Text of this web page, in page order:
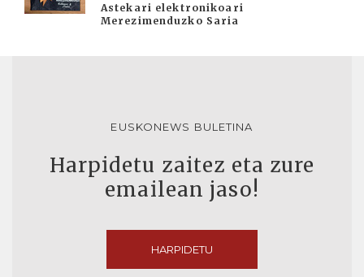
Astekari elektronikoari
Merezimenduzko Saria
EUSKONEWS BULETINA
Harpidetu zaitez eta zure
emailean jaso!
HARPIDETU